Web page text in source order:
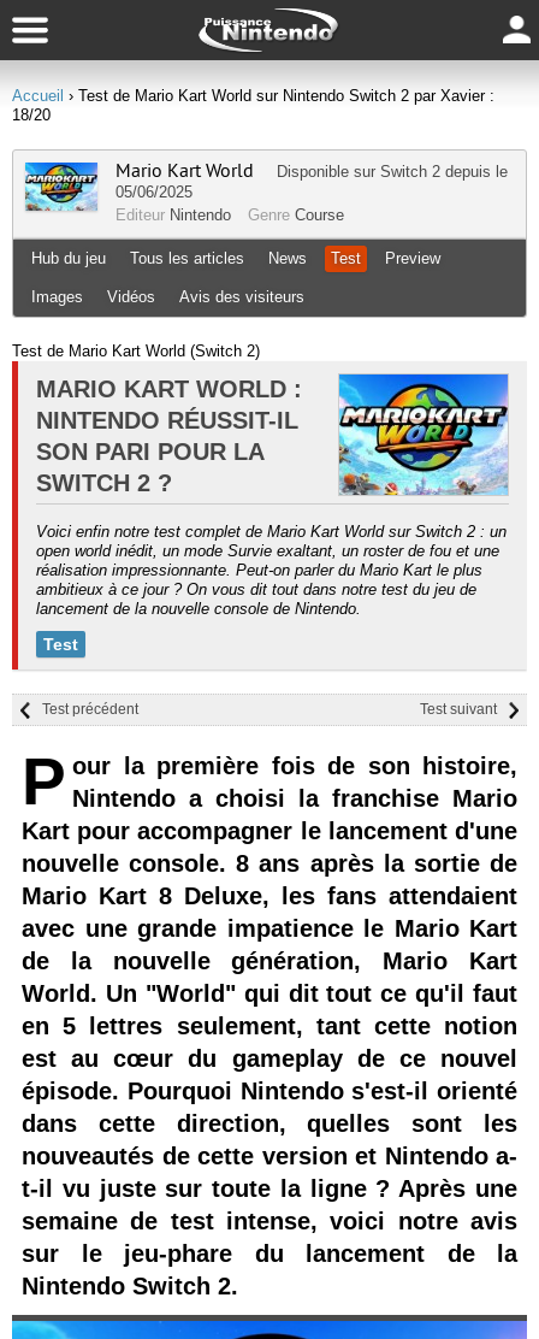
Accueil › Test de Mario Kart World sur Nintendo Switch 2 par Xavier :
18/20
Mario Kart World Disponible sur Switch 2 depuis le
05/06/2025
Editeur Nintendo Genre Course
Hub du jeu Tous les articles News Test Preview
Images Vidéos Avis des visiteurs
Test de Mario Kart World (Switch 2)
MARIO KART WORLD :
NINTENDO RÉUSSIT-IL
SON PARI POUR LA
SWITCH 2 ?
Voici enfin notre test complet de Mario Kart World sur Switch 2 : un
open world inédit, un mode Survie exaltant, un roster de fou et une
réalisation impressionnante. Peut-on parler du Mario Kart le plus
ambitieux à ce jour ? On vous dit tout dans notre test du jeu de
lancement de la nouvelle console de Nintendo.
Test
Test suivant
Test précédent
P our la première fois de son histoire,
Nintendo a choisi la franchise Mario
Kart pour accompagner le lancement d'une
nouvelle console. 8 ans après la sortie de
Mario Kart 8 Deluxe, les fans attendaient
avec une grande impatience le Mario Kart
de la nouvelle génération, Mario Kart
World. Un "World" qui dit tout ce qu'il faut
en 5 lettres seulement, tant cette notion
est au cœur du gameplay de ce nouvel
épisode. Pourquoi Nintendo s'est-il orienté
dans cette direction, quelles sont les
nouveautés de cette version et Nintendo a-
t-il vu juste sur toute la ligne ? Après une
semaine de test intense, voici notre avis
sur le jeu-phare du lancement de la
Nintendo Switch 2.